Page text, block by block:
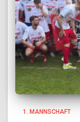
1. MANNSCHAFT